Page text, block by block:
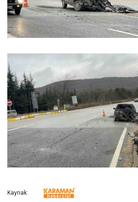
Kaynak: